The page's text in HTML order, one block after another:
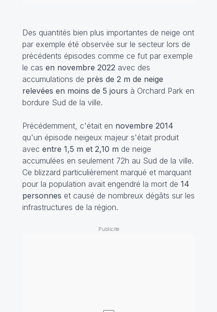
Des quantités bien plus importantes de neige ont
par exemple été observée sur le secteur lors de
précédents épisodes comme ce fut par exemple
le cas en novembre 2022 avec des
accumulations de près de 2 m de neige
relevées en moins de 5 jours à Orchard Park en
bordure Sud de la ville.
Précédemment, c'était en novembre 2014
qu'un épisode neigeux majeur s'était produit
avec entre 1,5 m et 2,10 m de neige
accumulées en seulement 72h au Sud de la ville.
Ce blizzard particulièrement marqué et marquant
pour la population avait engendré la mort de 14
personnes et causé de nombreux dégâts sur les
infrastructures de la région.